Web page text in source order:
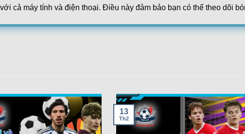
0
2],Oud Heverlee Leuven Women win
2
1
cả máy tính và điện thoại. Điều này đảm bảo bạn có thể theo dõi
dữ liệu đáng tin cậy. Các thông tin đều được lấy từ những tổ chức
cá cược thể thao. Từ phân tích trận đấu đến dự đoán kết quả, trang
– Kết quả bóng đá
13
Th2